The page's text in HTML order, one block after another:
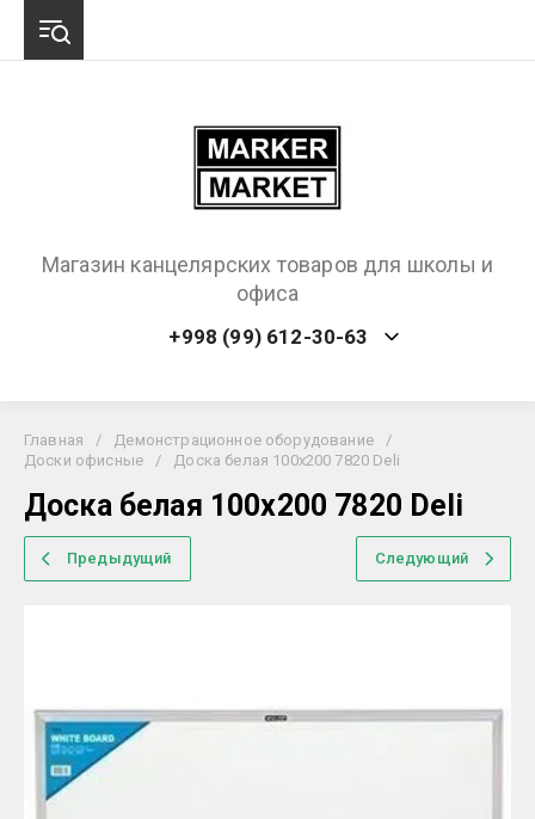
Магазин канцелярских товаров для школы и
офиса
+998 (99) 612-30-63
Главная / Демонстрационное оборудование
/
Доски офисные
/ Доска белая 100х200 7820 Deli
Доска белая 100х200 7820 Deli
Предыдущий Следующий